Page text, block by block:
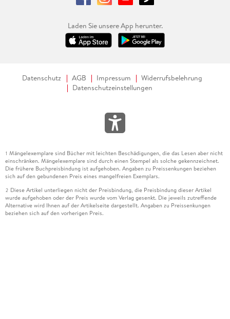
Laden Sie unsere App herunter.
Datenschutz AGB Impressum
Widerrufsbelehrung
Datenschutzeinstellungen
1 Mängelexemplare sind Bücher mit leichten Beschädigungen, die das Lesen aber nicht
einschränken. Mängelexemplare sind durch einen Stempel als solche gekennzeichnet.
Die frühere Buchpreisbindung ist aufgehoben. Angaben zu Preissenkungen beziehen
sich auf den gebundenen Preis eines mangelfreien Exemplars.
2 Diese Artikel unterliegen nicht der Preisbindung, die Preisbindung dieser Artikel
wurde aufgehoben oder der Preis wurde vom Verlag gesenkt. Die jeweils zutreffende
Alternative wird Ihnen auf der Artikelseite dargestellt. Angaben zu Preissenkungen
beziehen sich auf den vorherigen Preis.